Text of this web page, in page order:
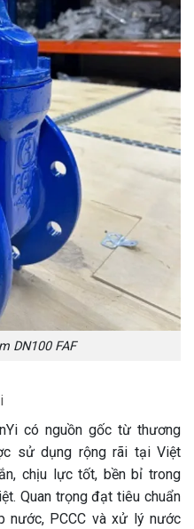
DN100 FAF
có nguồn gốc từ thương
sử dụng rộng rãi tại Việt
chịu lực tốt, bền bỉ trong
Quan trọng đạt tiêu chuẩn
nước, PCCC và xử lý nước